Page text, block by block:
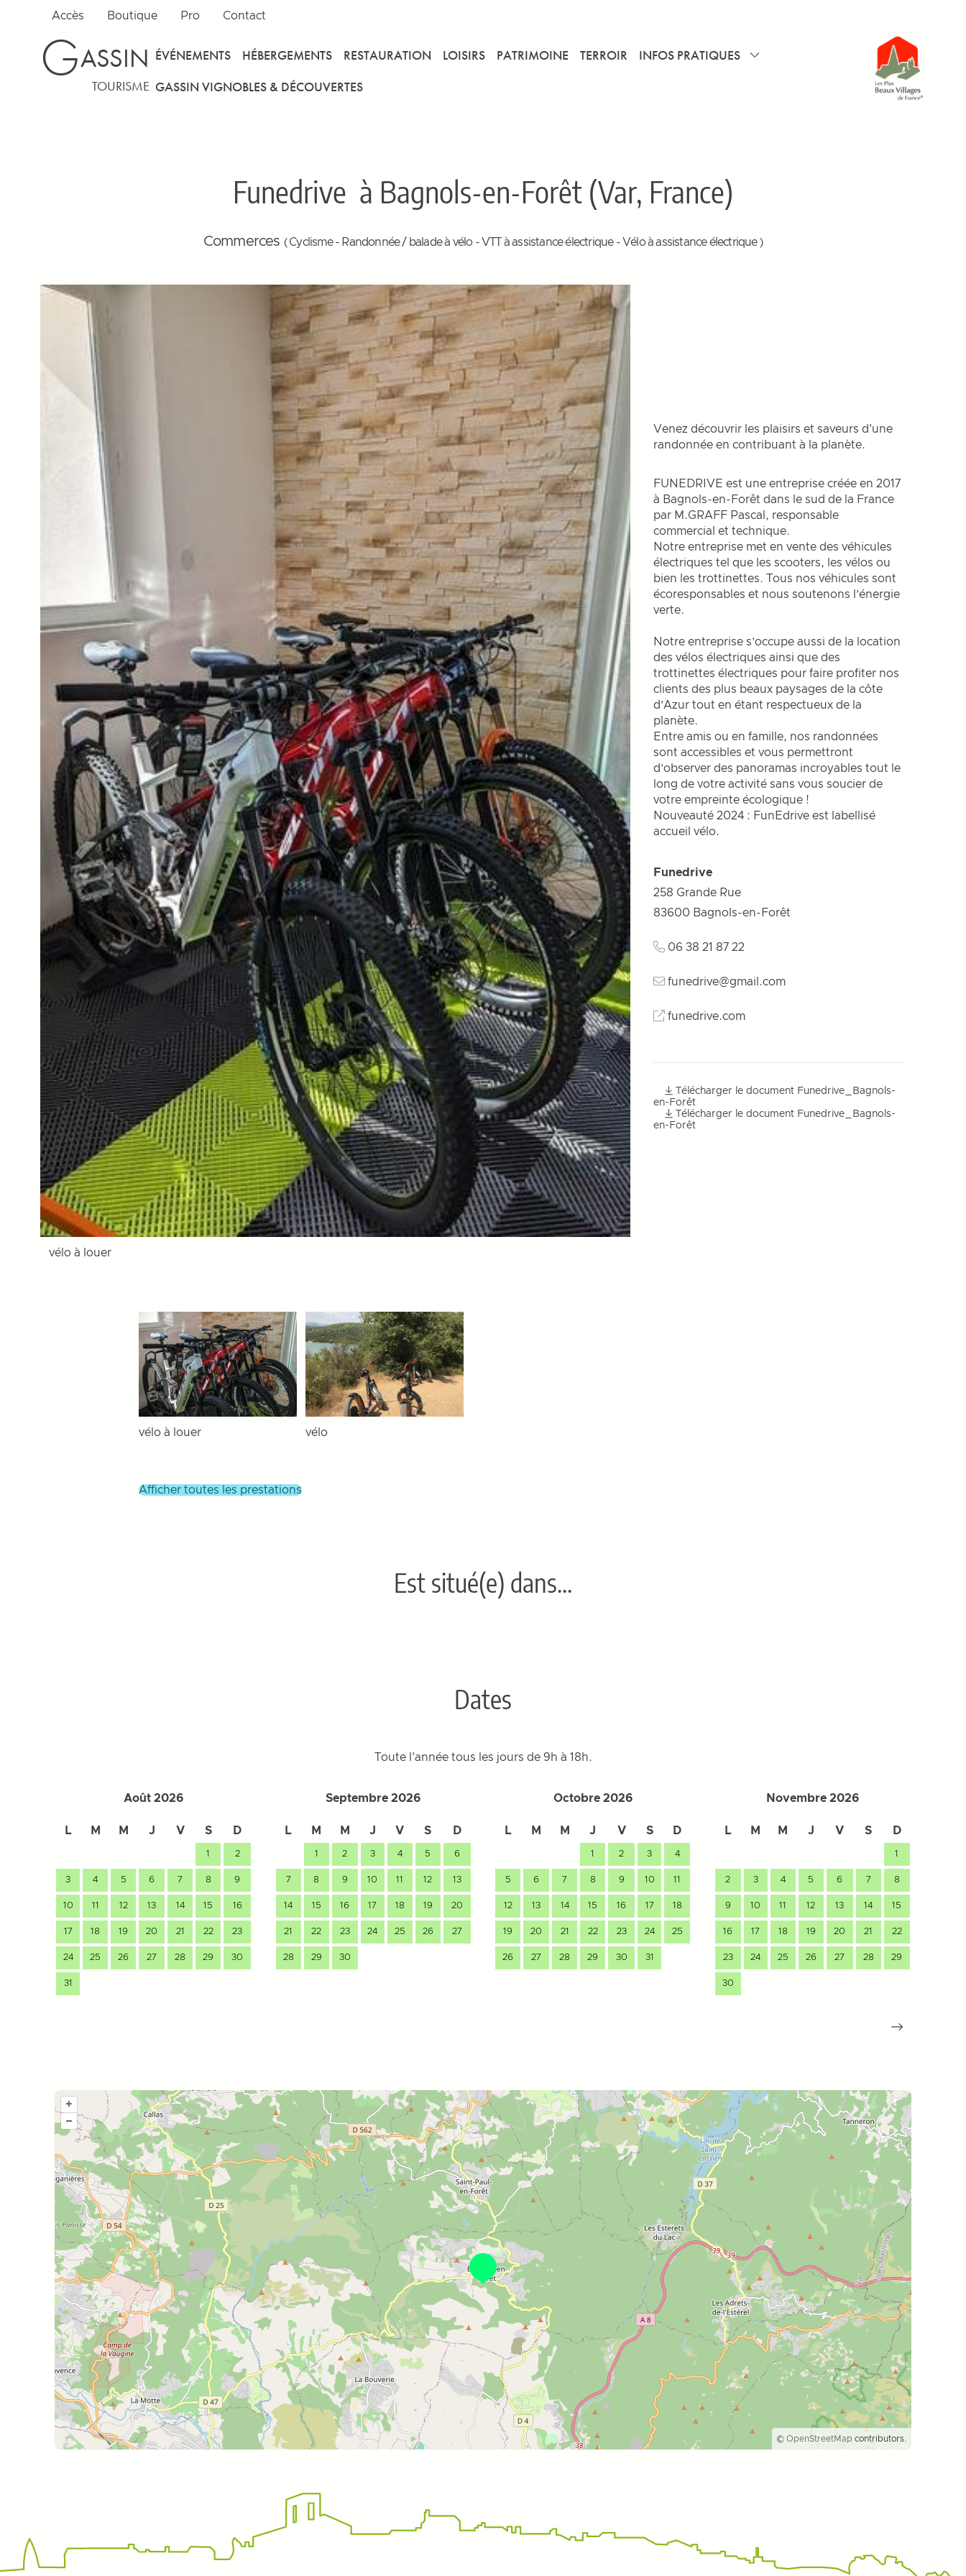
Accès Boutique Pro Contact
GASSIN
TOURISME
ÉVÉNEMENTS HÉBERGEMENTS RESTAURATION LOISIRS PATRIMOINE TERROIR
INFOS PRATIQUES
GASSIN VIGNOBLES & DÉCOUVERTES
Funedrive à Bagnols-en-Forêt (Var, France)
Commerces ( Cyclisme - Randonnée / balade à vélo - VTT à assistance électrique - Vélo à assistance électrique )
vélo à louer
vélo à louer vélo
afficher toutes les prestations
Venez découvrir les plaisirs et saveurs d'une
randonnée en contribuant à la planète.
FUNEDRIVE est une entreprise créée en 2017
à Bagnols-en-Forêt dans le sud de la France
par M.GRAFF Pascal, responsable
commercial et technique.
Notre entreprise met en vente des véhicules
électriques tel que les scooters, les vélos ou
bien les trottinettes. Tous nos véhicules sont
écoresponsables et nous soutenons l’énergie
verte.
Notre entreprise s’occupe aussi de la location
des vélos électriques ainsi que des
trottinettes électriques pour faire profiter nos
clients des plus beaux paysages de la côte
d’Azur tout en étant respectueux de la
planète.
Entre amis ou en famille, nos randonnées
sont accessibles et vous permettront
d’observer des panoramas incroyables tout le
long de votre activité sans vous soucier de
votre empreinte écologique !
Nouveauté 2024 : FunEdrive est labellisé
accueil vélo.
Funedrive
258 Grande Rue
83600 Bagnols-en-Forêt
06 38 21 87 22
funedrive@gmail.com
funedrive.com
Télécharger le document Funedrive_Bagnols-
en-Forêt
Télécharger le document Funedrive_Bagnols-
en-Forêt
Est situé(e) dans…
Dates
Toute l'année tous les jours de 9h à 18h.
Août 2026
L M M J V S D
1 2
3 4 5 6 7 8 9
10 11 12 13 14 15 16
17 18 19 20 21 22 23
24 25 26 27 28 29 30
31
Septembre 2026
L M M J V S D
1 2 3 4 5 6
7 8 9 10 11 12 13
14 15 16 17 18 19 20
21 22 23 24 25 26 27
28 29 30
Octobre 2026
L M M J V S D
1 2 3 4
5 6 7 8 9 10 11
12 13 14 15 16 17 18
19 20 21 22 23 24 25
26 27 28 29 30 31
Novembre 2026
L M M J V S D
1
2 3 4 5 6 7 8
9 10 11 12 13 14 15
16 17 18 19 20 21 22
23 24 25 26 27 28 29
30
+
–
© OpenStreetMap contributors.